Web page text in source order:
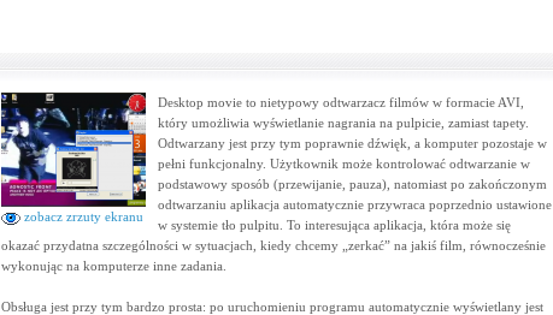
zobacz zrzuty ekranu
Desktop movie to nietypowy odtwarzacz filmów w formacie AVI,
który umożliwia wyświetlanie nagrania na pulpicie, zamiast tapety.
Odtwarzany jest przy tym poprawnie dźwięk, a komputer pozostaje w
pełni funkcjonalny. Użytkownik może kontrolować odtwarzanie w
podstawowy sposób (przewijanie, pauza), natomiast po zakończonym
odtwarzaniu aplikacja automatycznie przywraca poprzednio ustawione
w systemie tło pulpitu. To interesująca aplikacja, która może się
okazać przydatna szczególności w sytuacjach, kiedy chcemy „zerkać” na jakiś film, równocześnie
wykonując na komputerze inne zadania.
Obsługa jest przy tym bardzo prosta: po uruchomieniu programu automatycznie wyświetlany jest